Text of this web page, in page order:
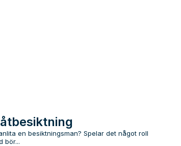
en besiktningsman? Spelar det något roll
bör...